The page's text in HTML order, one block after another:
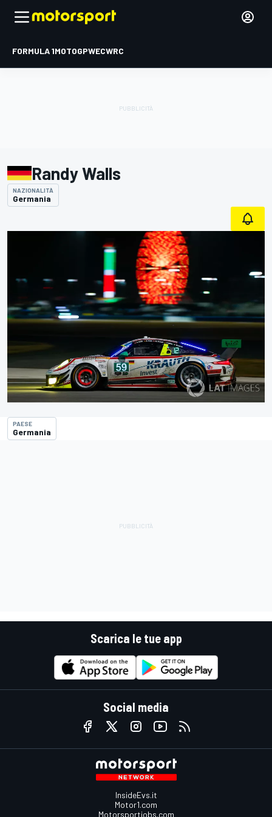
FORMULA 1MOTOGPWECWRC
Randy Walls
NAZIONALITÀ
Germania
PAESE
Germania
Scarica le tue app
Social media
InsideEvs.it
Motor1.com
Motorsportjobs.com